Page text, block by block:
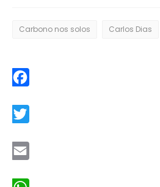
Carbono nos solos Carlos Dias